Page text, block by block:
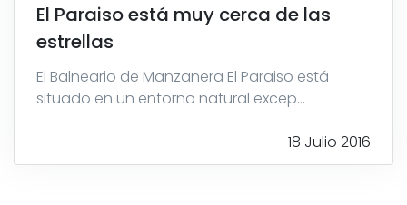
El Paraiso está muy cerca de las
estrellas
El Balneario de Manzanera El Paraiso está
situado en un entorno natural excep...
18 Julio 2016